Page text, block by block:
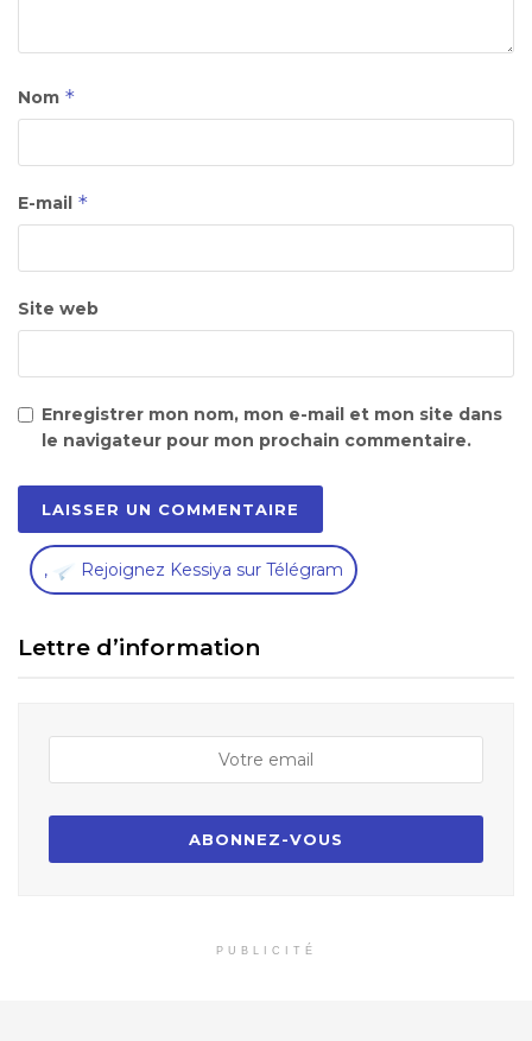
Nom *
E-mail *
Site web
Enregistrer mon nom, mon e-mail et mon site dans
le navigateur pour mon prochain commentaire.
, Rejoignez Kessiya sur Télégram
Lettre d’information
PUBLICITÉ